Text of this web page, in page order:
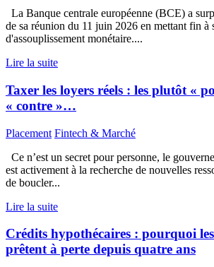
La Banque centrale européenne (BCE) a
de sa réunion du 11 juin 2026 en mettant fin à
d'assouplissement monétaire....
Lire la suite
Taxer les loyers réels : les plutôt «
« contre »…
Placement Fintech & Marché
Ce n’est un secret pour personne, le
est activement à la recherche de nouvelles
de boucler...
Lire la suite
Crédits hypothécaires : pourquoi
prêtent à perte depuis quatre ans